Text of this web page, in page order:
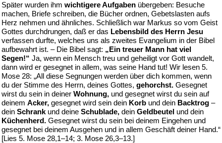
Später wurden ihm wichtigere Aufgaben übergeben: Besuche
machen, Briefe schreiben, die Bücher ordnen, Gebetslasten aufs
Herz nehmen und ähnliches. Schließlich war Markus so vom Geist
Gottes durchdrungen, daß er das Lebensbild des Herrn Jesu
verfassen durfte, welches uns als zweites Evangelium in der Bibel
aufbewahrt ist. – Die Bibel sagt: „Ein treuer Mann hat viel
Segen!“ Ja, wenn ein Mensch treu und geheiligt vor Gott wandelt,
dann wird er gesegnet in allem, was seine Hand tut! Wir lesen 5.
Mose 28: „All diese Segnungen werden über dich kommen, wenn
du der Stimme des Herrn, deines Gottes, gehorchst. Gesegnet
wirst du sein in deiner Wohnung, und gesegnet wirst du sein auf
deinem Acker, gesegnet wird sein dein Korb und dein Backtrog –
dein Schrank und deine Schublade, dein Geldbeutel und dein
Küchenherd. Gesegnet wirst du sein bei deinem Eingehen und
gesegnet bei deinem Ausgehen und in allem Geschäft deiner Hand.“
[Lies 5. Mose 28,1–14; 3. Mose 26,3–13.]